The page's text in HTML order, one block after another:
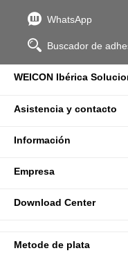
WhatsApp
Buscador de
WEICON Ibérica
Asistencia y contacto
Información
Empresa
Download Center
Metode de plata